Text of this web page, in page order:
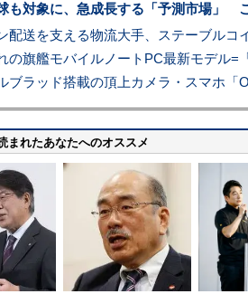
も対象に、急成長する「予測市場」
まれたあなたへのオススメ